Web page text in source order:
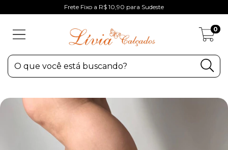
Frete Fixo a R$ 10,90 para Sudeste
0